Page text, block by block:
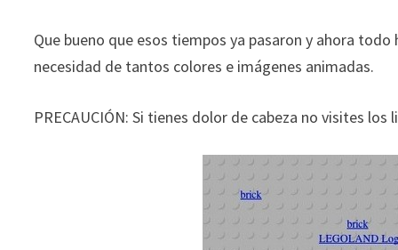
Que bueno que esos tiempos ya pasaron y ahora
necesidad de tantos colores e imágenes animadas.
PRECAUCIÓN: Si tienes dolor de cabeza no visites